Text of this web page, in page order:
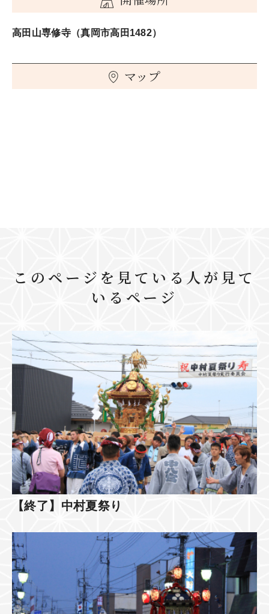
高田山専修寺（真岡市高田1482）
マップ
このページを見ている人が見て
いるページ
【終了】中村夏祭り